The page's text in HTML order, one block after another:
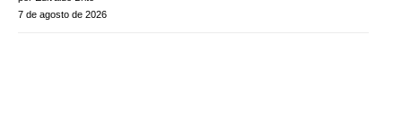
7 de agosto de 2026